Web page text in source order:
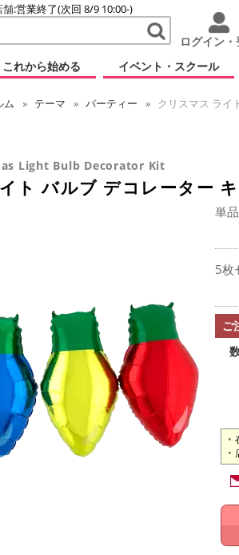
舗:営業終了(次回 8/9 10:00-)
ログイン・
これから始める イベント・スクール
ム テーマ パーティー
クリスマス ライ
Light Bulb Decorator Kit
ト バルブ デコレーター キ
単品
5枚
ご